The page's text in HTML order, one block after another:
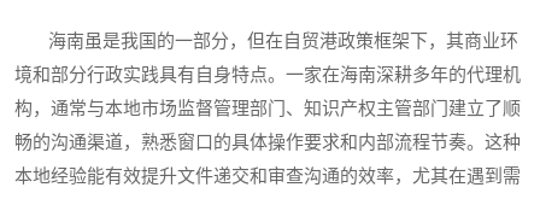
海南虽是我国的一部分，但在自贸港政策框架下，其商业环
境和部分行政实践具有自身特点。一家在海南深耕多年的代理机
构，通常与本地市场监督管理部门、知识产权主管部门建立了顺
畅的沟通渠道，熟悉窗口的具体操作要求和内部流程节奏。这种
本地经验能有效提升文件递交和审查沟通的效率，尤其在遇到需